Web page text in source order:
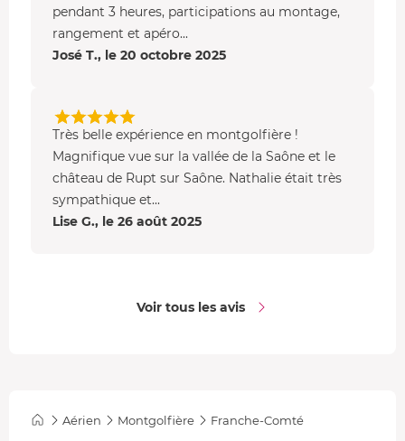
pendant 3 heures, participations au montage,
rangement et apéro...
José T., le 20 octobre 2025
Très belle expérience en montgolfière !
Magnifique vue sur la vallée de la Saône et le
château de Rupt sur Saône. Nathalie était très
sympathique et...
Lise G., le 26 août 2025
Voir tous les avis
Aérien Montgolfière Franche-Comté